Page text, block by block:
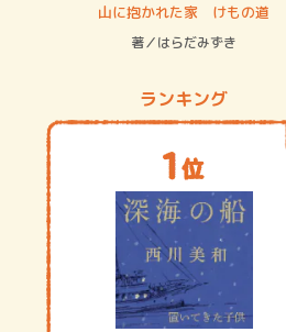
山に抱かれた家 けもの道
著／はらだみずき
ランキング